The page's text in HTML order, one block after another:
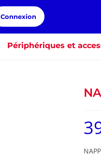
Connexion
Périphériques et